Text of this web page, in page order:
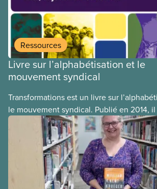
Ressources
Livre sur l’alphabétisation et le
mouvement syndical
Transformations est un livre sur
le mouvement syndical. Publié en 2014,
tout à fait pertinent encore aujourd’hui.
témoignages et d’autres informations, il
une section historique très intéressante
documente la présence de
l’éducation au sein des syndicats, allant
dans le passé que le 19 ème siècle.